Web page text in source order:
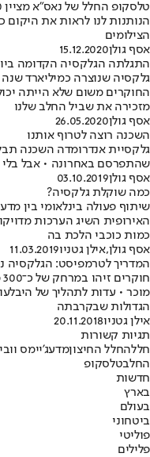
הנותנות לנו לראות את היקום
הצילומים
אסף גולן15.12.2020
התגלתה הגלקסיה הקדומה
גלקסיה שנוצרה כמיליארד
החוקרים משום שלא הייתה
מזכירה את שביל החלב שלנו
אסף גולן26.05.2020
השכנה רוצה לטרוף אותנו
גלקסיית אנדרומדה השכנה
שהתפרסם באחרונה • אבל בלי תבהלה:
אסף גולן03.10.2019
כמה שוקלת גלקסיה?
שיתוף פעולה בינלאומי בין
האירופית השיג הערכות
כמות כוכבי הלכת בה
אסף גולן,אילן גטניו11.03.2019
המדריך לטרמפיסט: הגלקסיה
מוכר • עדות לתהליך של
הגדולות שבקרבתה
אילן גטניו20.11.2018
תגיות קשורות
חללהחלל החיצוןמדעג'יימס ווב
החלבטלסקופ
חדשות
בארץ
בעולם
ביטחוני
פוליטי
פלילים